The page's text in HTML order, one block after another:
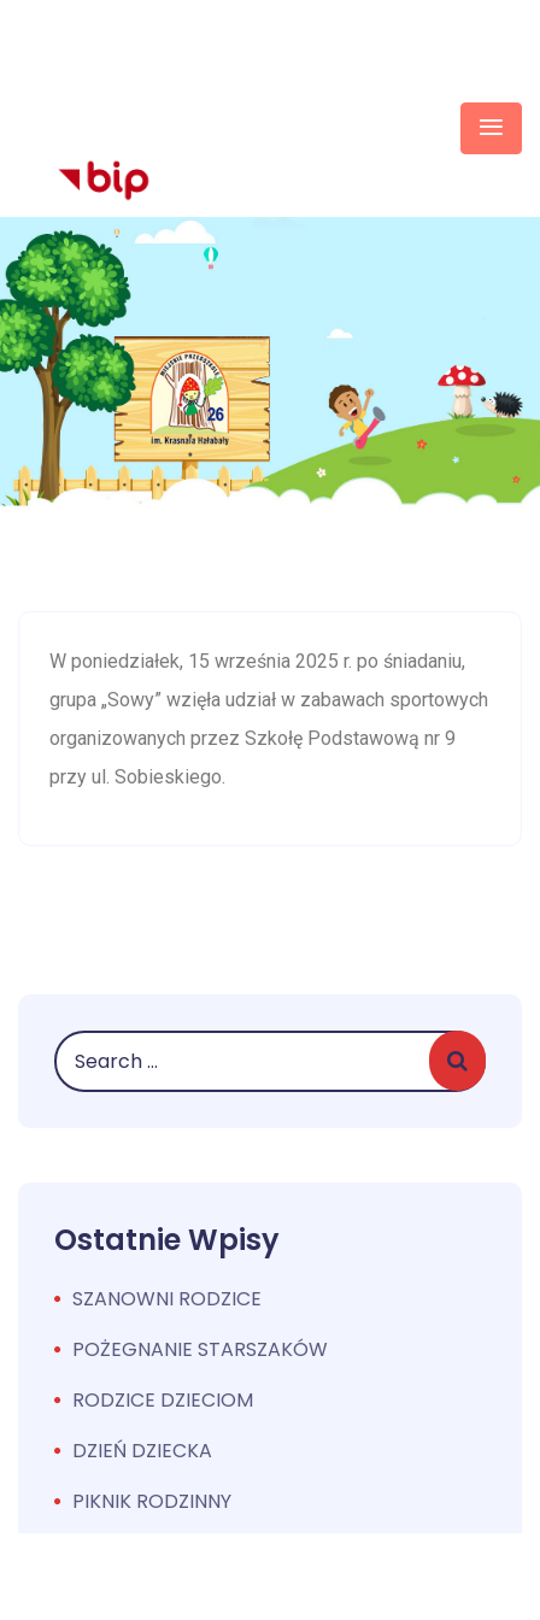
W poniedziałek, 15 września 2025 r. po śniadaniu,
grupa „Sowy” wzięła udział w zabawach sportowych
organizowanych przez Szkołę Podstawową nr 9
przy ul. Sobieskiego.
Ostatnie Wpisy
SZANOWNI RODZICE
POŻEGNANIE STARSZAKÓW
RODZICE DZIECIOM
DZIEŃ DZIECKA
PIKNIK RODZINNY